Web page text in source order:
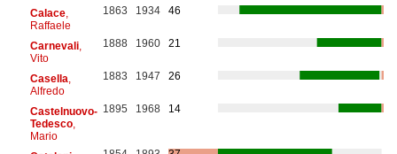
Calace,
Raffaele
1863 1934 46
Carnevali,
Vito
1888 1960 21
Casella
Alfredo
1883 1947 26
Castelnuovo-
Tedesco,
Mario
1895 1968 14